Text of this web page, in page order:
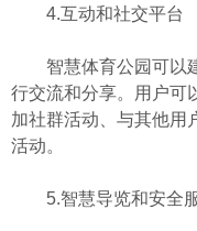
4.互动和社交平台
智慧体育公园可以建
行交流和分享。用户可
加社群活动、与其他用
活动。
5.智慧导览和安全